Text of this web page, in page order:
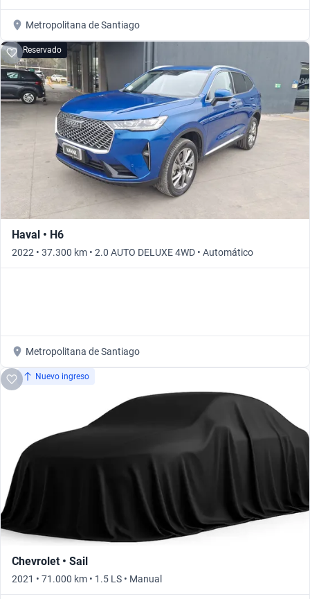
Metropolitana de Santiago
Reservado
Haval • H6
2022 • 37.300 km • 2.0 AUTO DELUXE 4WD • Automático
Metropolitana de Santiago
Nuevo ingreso
Chevrolet • Sail
2021 • 71.000 km • 1.5 LS • Manual